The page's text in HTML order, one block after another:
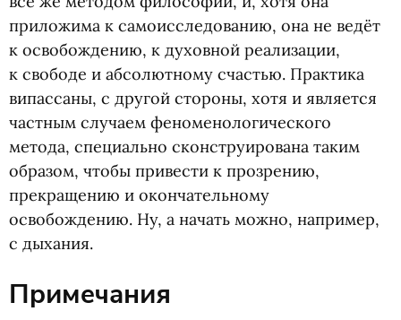
приложима к самоисследованию, она не ведёт
к освобождению, к духовной реализации,
к свободе и абсолютному счастью. Практика
випассаны, с другой стороны, хотя и является
частным случаем феноменологического
метода, специально сконструирована таким
образом, чтобы привести к прозрению,
прекращению и окончательному
освобождению. Ну, а начать можно, например,
с дыхания.
Примечания